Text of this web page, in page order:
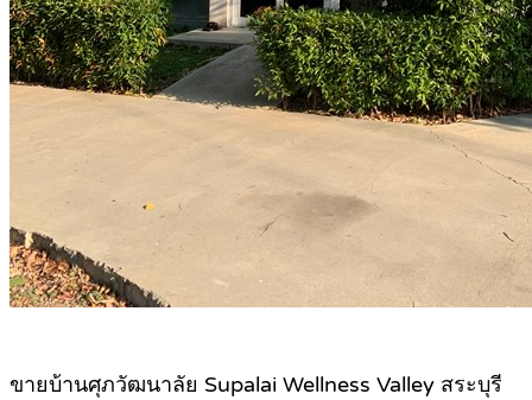
ขายบ้านศุภวัฒนาลัย Supalai Wellness Valley สระบุรี